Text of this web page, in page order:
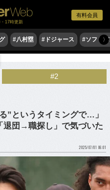
有料会員
17時更新
#八村塁 #ドジャース #ソフト〉
#2
”というタイミングで…」
退団→職探し」で気づいた
2025/07/01 06:01